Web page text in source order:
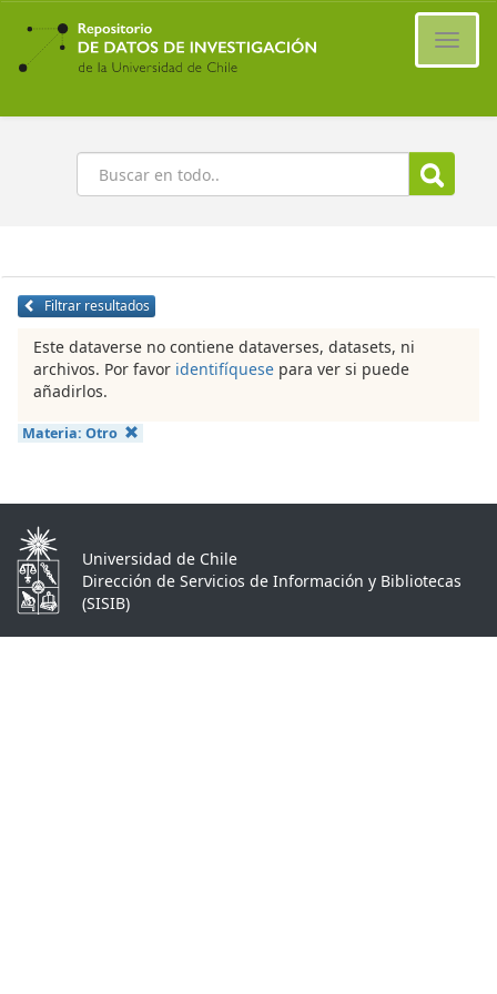
Ir
contenido
principal
Buscar
Filtrar resultados
Este dataverse no contiene dataverses, datasets, ni
archivos. Por favor identifíquese para ver si puede
añadirlos.
Materia: Otro
Universidad de Chile
Dirección de Servicios de Información y Bibliotecas
(SISIB)